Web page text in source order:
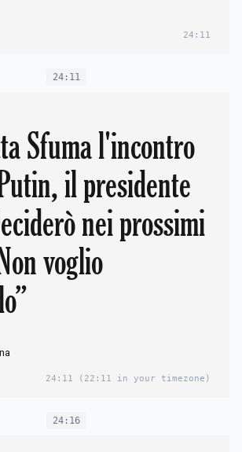
24:11
24:11
il presidente
nei prossimi
voglio
24:11 (22:11 in your timezone)
24:16